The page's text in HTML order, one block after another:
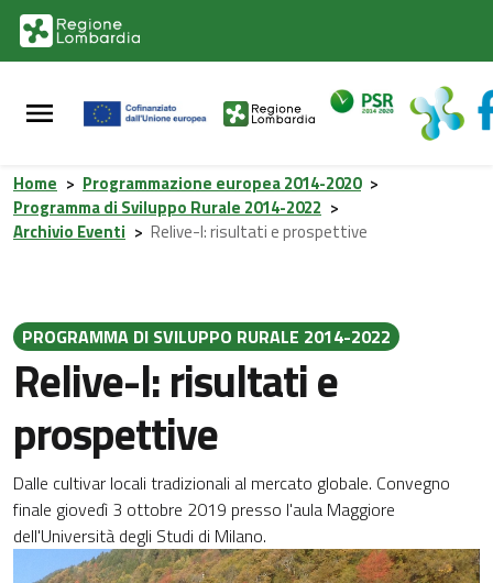
Vai al contenuto principale
Vai al footer
Home > Programmazione europea 2014-2020 >
Programma di Sviluppo Rurale 2014-2022 >
Archivio Eventi > Relive-l: risultati e prospettive
PROGRAMMA DI SVILUPPO RURALE 2014-2022
Relive-l: risultati e
prospettive
Dalle cultivar locali tradizionali al mercato globale. Convegno
finale giovedì 3 ottobre 2019 presso l'aula Maggiore
dell'Università degli Studi di Milano.